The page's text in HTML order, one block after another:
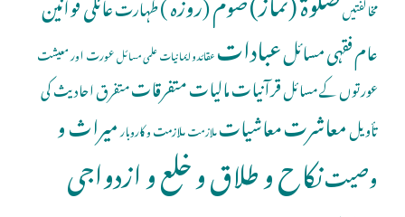
مخالفتیں
عام فقہی مسائلعباداتعقائد و ایمانیاتعلمی مسائلعورت اور معیشت
عورتوں کے مسائلقرآنیاتمالیاتمتفرقاتمتفرق احادیث کی
تأویلمعاشرتمعاشیاتملازمتملازمت و کاروبارمیراث و
وصیتنکاح و طلاق و خلع و ازدواجی